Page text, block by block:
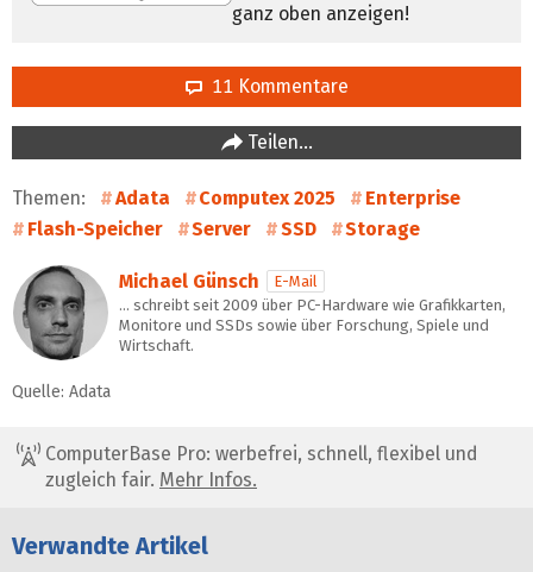
ganz oben anzeigen!
11 Kommentare
Teilen…
Themen: Adata Computex 2025
Enterprise
Flash-Speicher
Server SSD Storage
Michael Günsch
E-Mail
… schreibt seit 2009 über PC-Hardware wie Grafikkarten,
Monitore und SSDs sowie über Forschung, Spiele und
Wirtschaft.
Quelle: Adata
ComputerBase Pro: werbefrei, schnell, flexibel und
zugleich fair. Mehr Infos.
Verwandte Artikel